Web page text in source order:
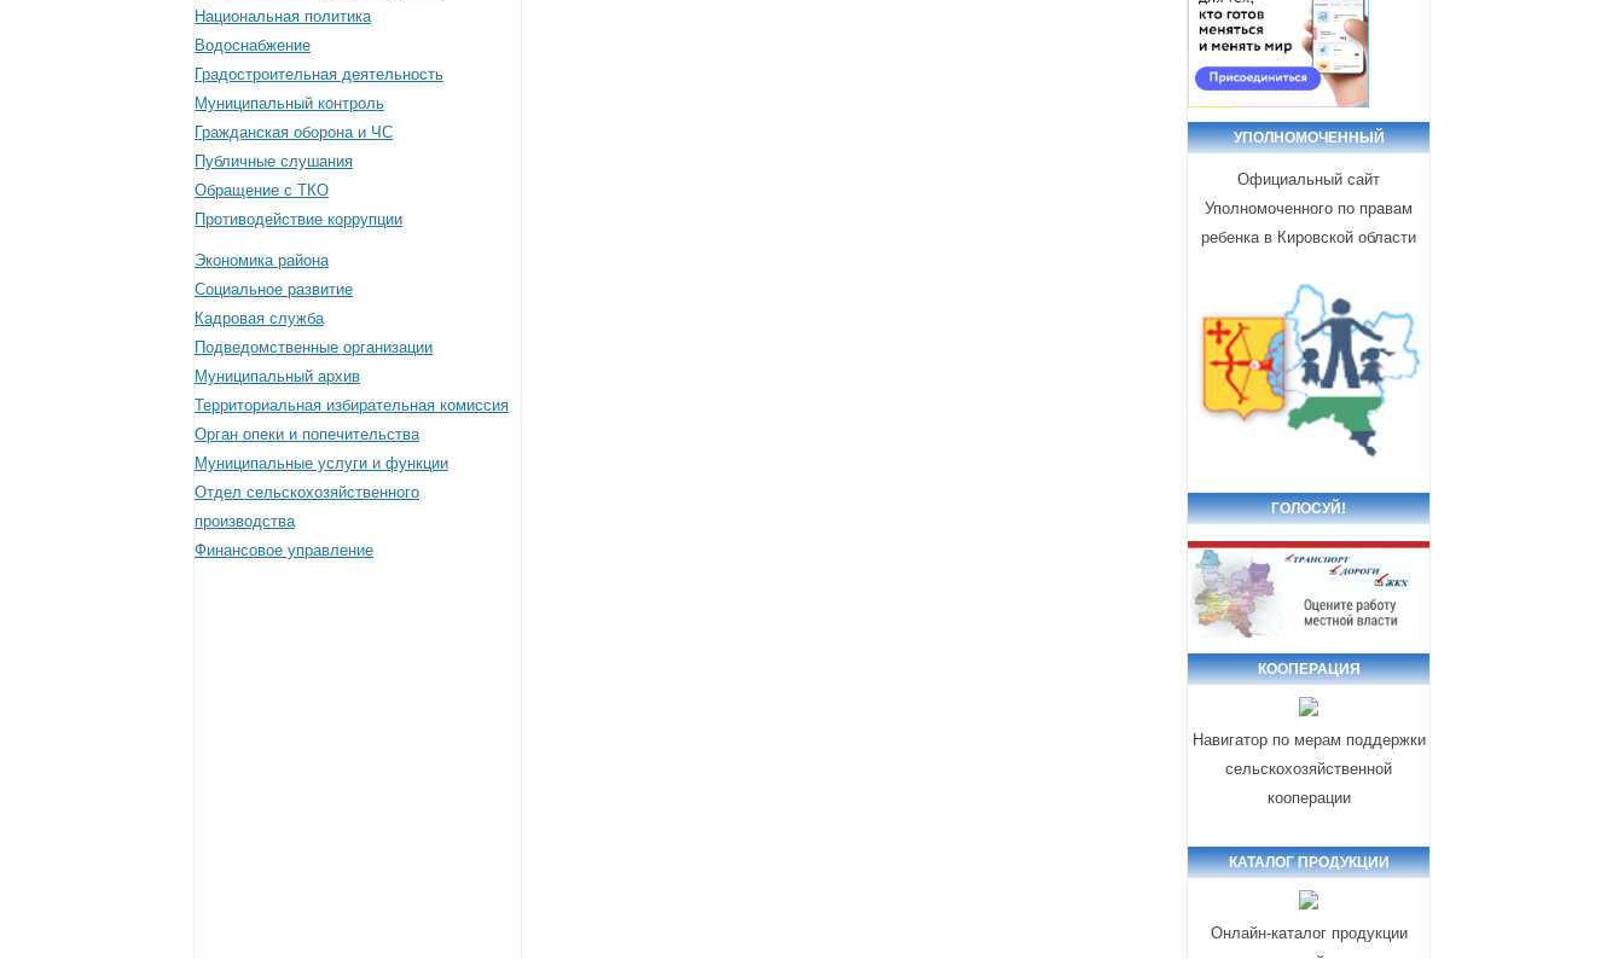
Национальная политика
Водоснабжение
Градостроительная деятельность
Муниципальный контроль
Гражданская оборона и ЧС
Публичные слушания
Обращение с ТКО
Противодействие коррупции
Экономика района
Социальное развитие
Кадровая служба
Подведомственные организации
Муниципальный архив
Территориальная избирательная комиссия
Орган опеки и попечительства
Муниципальные услуги и функции
Отдел сельскохозяйственного
производства
Финансовое управление
УПОЛНОМОЧЕННЫЙ
Официальный сайт
Уполномоченного по правам
ребенка в Кировской области
ГОЛОСУЙ!
КООПЕРАЦИЯ
Навигатор по мерам поддержки
сельскохозяйственной
кооперации
КАТАЛОГ ПРОДУКЦИИ
Онлайн-каталог продукции